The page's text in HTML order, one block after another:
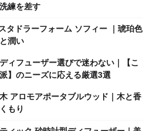
練を差す
タドラーフォーム ソフィー ｜琥珀色
潤い
ィフューザー選びで迷わない｜【こ
】のニーズに応える厳選3選
アロモアポータブルウッド｜木と香
もり